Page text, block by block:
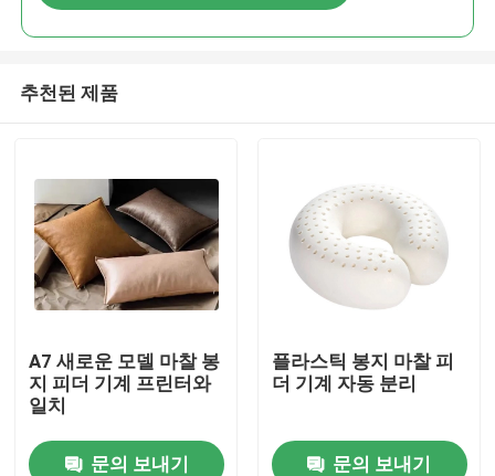
추천된 제품
A7 새로운 모델 마찰 봉
지 피더 기계 프린터와
일치
문의 보내기
플라스틱 봉지 마찰 피
더 기계 자동 분리
문의 보내기